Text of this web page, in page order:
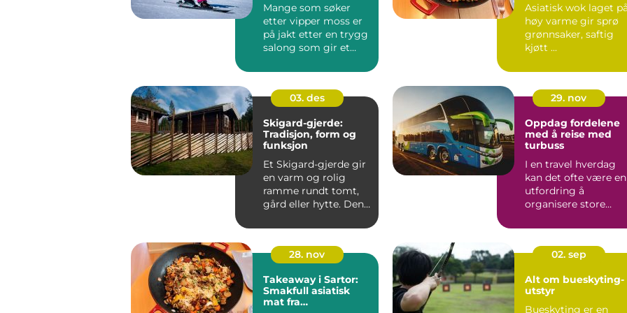
Mange som søker
etter vipper moss er
på jakt etter en trygg
salong som gir et
s...
Asiatisk wok laget
høy varme gir sprø
grønnsaker, saftig
kjøtt ...
03. des
Skigard-gjerde:
Tradisjon, form og
funksjon
Et Skigard-gjerde gir
en varm og rolig
ramme rundt tomt,
gård eller hytte. Den
29. nov
Oppdag fordelene
med å reise med
turbuss
I en travel hverdag
kan det ofte være en
utfordring å
organisere store
28. nov
Takeaway i Sartor:
Smakfull asiatisk
mat fra
02. sep
Alt om bueskyting-
utstyr
Bueskyting er en